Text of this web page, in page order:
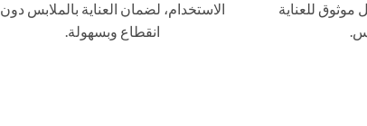
للعناية
الاستخدام، لضمان العناية بالملابس دون
انقطاع وبسهولة.